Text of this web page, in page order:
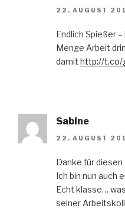
22. AUGUST
Endlich Spießer
Menge Arbeit
damit http://t.co/
Sabine
22. AUGUST
Danke für diesen
Ich bin nun auch
Echt klasse…
seiner